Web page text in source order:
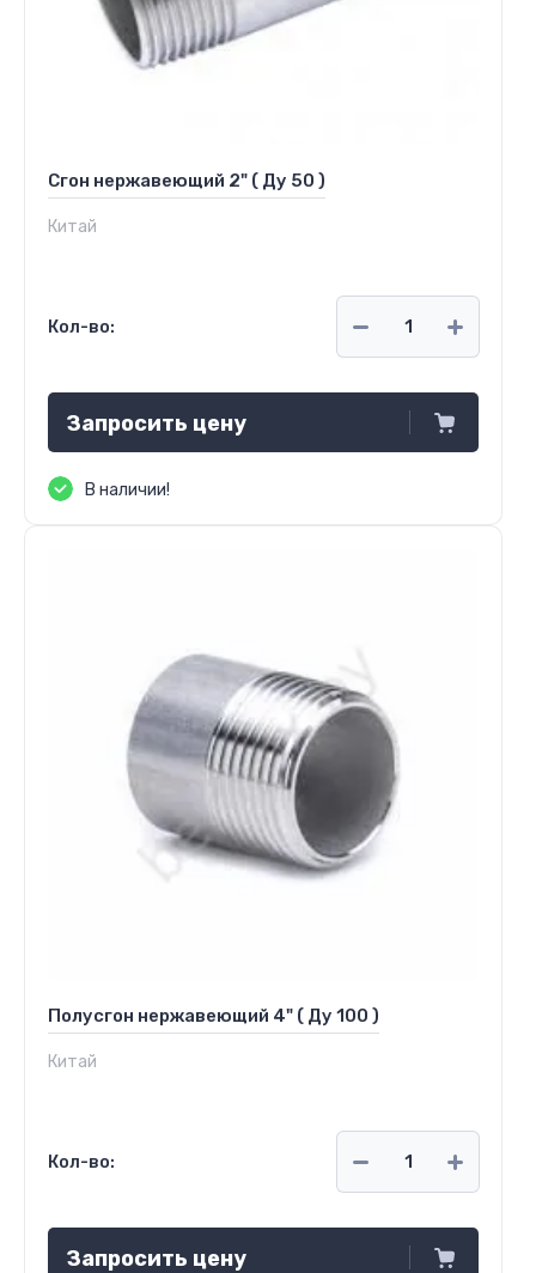
Сгон нержавеющий 2" ( Ду 50 )
Китай
Кол-во:
Запросить цену
В наличии!
Полусгон нержавеющий 4" ( Ду 100 )
Китай
Кол-во:
Запросить цену